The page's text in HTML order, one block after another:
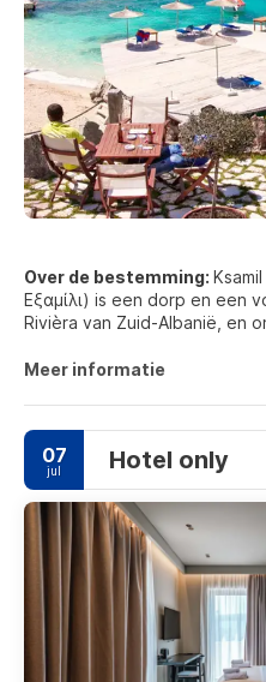
Over de bestemming:
Εξαμίλι) is een dorp en een
Rivièra van Zuid-Albanië, en
van Ksamil en de Ionische
noorden werden opgenomen
beste koopjes voor
Meer informatie
07
jul Hotel only